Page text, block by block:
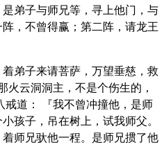
弟子与师兄等，寻上他门，与
，不曾得赢；第二阵，请龙王
弟子来请菩萨，万望垂慈，救
火云洞洞主，不是个伤生的，
戒道： 『我不曾冲撞他，是师
孩子，吊在树上，试我师父。
师兄驮他一程。是师兄掼了他